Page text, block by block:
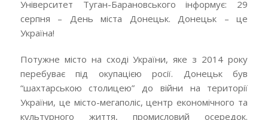
Університет Туган-Барановського інформує: 29
серпня – День міста Донецьк. Донецьк – це
Україна!
Потужне місто на сході України, яке з 2014 року
перебуває під окупацією росії. Донецьк був
“шахтарською столицею” до війни на території
України, це місто-мегаполіс, центр економічного та
культурного життя, промисловий осередок.